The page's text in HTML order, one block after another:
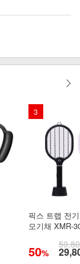
3
픽스 트랩 전
모기채 XMR-
50%